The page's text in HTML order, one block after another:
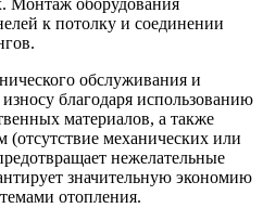
Монтаж оборудования
к потолку и соединении
обслуживания и
благодаря использованию
материалов, а также
(отсутствие механических или
нежелательные
значительную экономию
отопления.